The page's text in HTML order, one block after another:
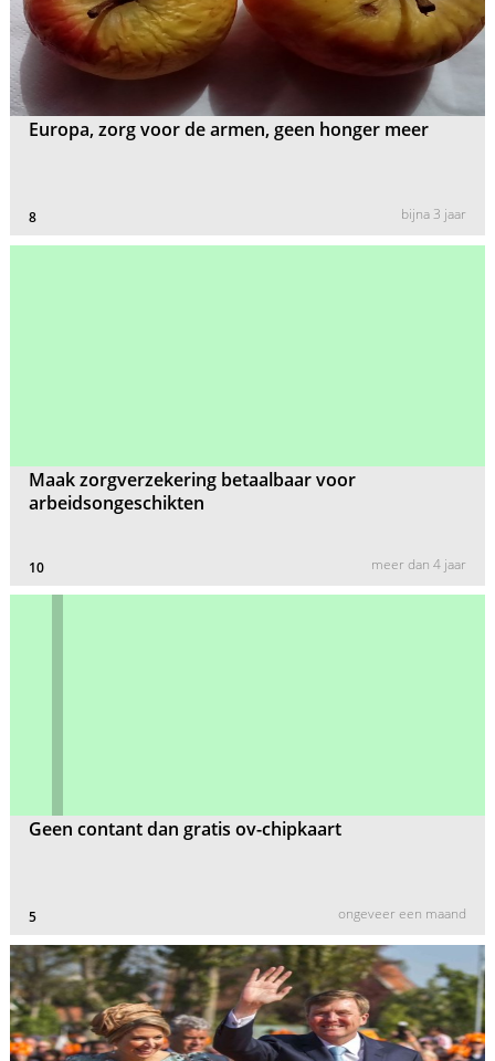
Europa, zorg voor de armen, geen honger meer
8 bijna 3 jaar
Maak zorgverzekering betaalbaar voor
arbeidsongeschikten
10 meer dan 4 jaar
Geen contant dan gratis ov-chipkaart
5 ongeveer een maand